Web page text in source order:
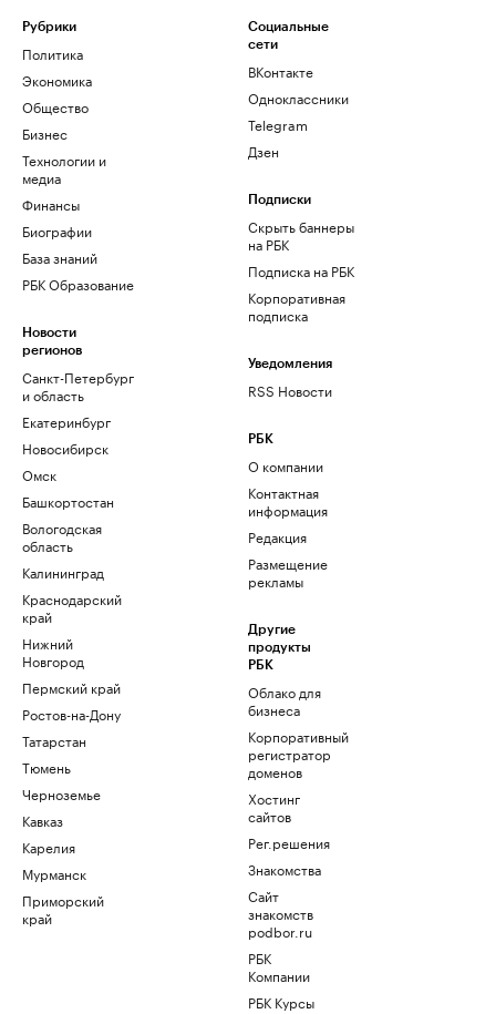
Рубрики
Политика
Экономика
Общество
Бизнес
Технологии и
медиа
Финансы
Биографии
База знаний
РБК Образование
Новости
регионов
Санкт-Петербург
и область
Екатеринбург
Новосибирск
Омск
Башкортостан
Вологодская
область
Калининград
Краснодарский
край
Нижний
Новгород
Пермский край
Ростов-на-Дону
Татарстан
Тюмень
Черноземье
Кавказ
Карелия
Мурманск
Приморский
край
Социальные
сети
ВКонтакте
Одноклассники
Telegram
Дзен
Подписки
Скрыть баннеры
на РБК
Подписка на РБК
Корпоративная
подписка
Уведомления
RSS Новости
РБК
О компании
Контактная
информация
Редакция
Размещение
рекламы
Другие
продукты
РБК
Облако для
бизнеса
Корпоративный
регистратор
доменов
Хостинг
сайтов
Рег.решения
Знакомства
Сайт
знакомств
podbor.ru
РБК
Компании
РБК Курсы